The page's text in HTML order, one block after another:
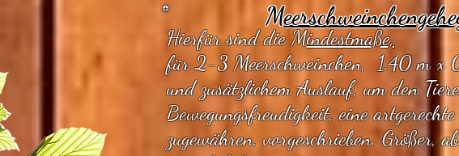
Hierfür sind dieMindestmaße,
für 2-3 Meerschweinchen, 1.40 m
und zusätzlichem Auslauf, um den
Bewegungsfreudigkeit, eine
zugewähren, vorgeschrieben. Größer,